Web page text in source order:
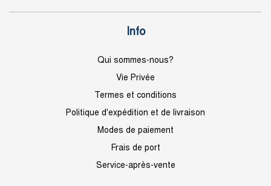
Info
Qui sommes-nous?
Vie Privée
Termes et conditions
Politique d'expédition et de livraison
Modes de paiement
Frais de port
Service-après-vente